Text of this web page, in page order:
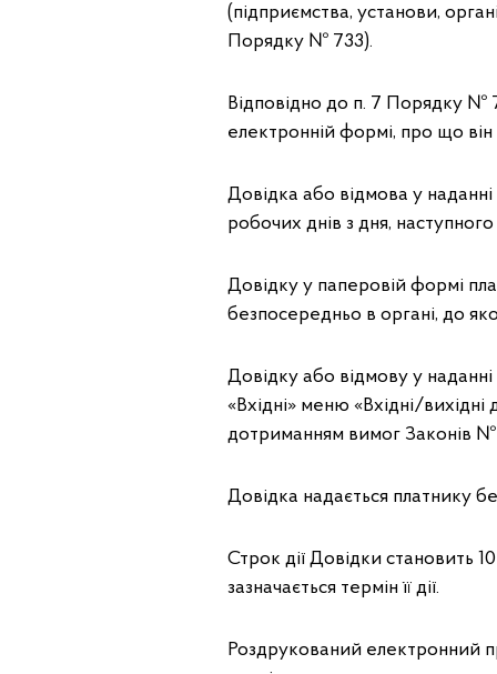
(підприємства, установи,
Порядку № 733).
Відповідно до п. 7 Порядку №
електронній формі, про що він
Довідка або відмова у
робочих днів з дня,
Довідку у паперовій формі
безпосередньо в органі, до
Довідку або відмову у
«Вхідні» меню «Вхідні/
дотриманням вимог Законів №
Довідка надається платнику
Строк дії Довідки становить
зазначається термін її дії.
Роздрукований електронний